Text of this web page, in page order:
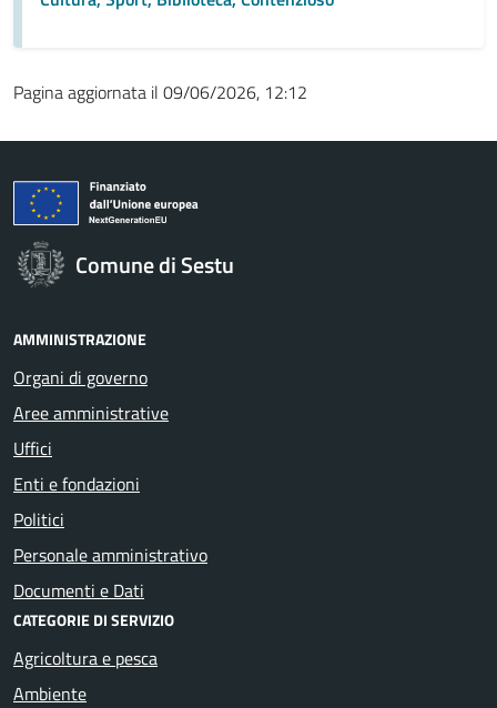
Pagina aggiornata il 09/06/2026, 12:12
Comune di Sestu
AMMINISTRAZIONE
Organi di governo
Aree amministrative
Uffici
Enti e fondazioni
Politici
Personale amministrativo
Documenti e Dati
CATEGORIE DI SERVIZIO
Agricoltura e pesca
Ambiente